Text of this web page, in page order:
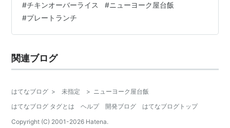
飯になってるようです。 ニューヨークにも行った事もな
く、【チキンオーバーライス】という料理名も初めて知
りましたが、色々とレシピを見てみると、スパイスをミ
まで色々と散見され、今回は沢山のレシピを参考に、ス
パイスを効かせた【チキンオーバーライス】にチャ…
#チキンオーバーライス #ニューヨーク屋台飯
#プレートランチ
関連ブログ
はてなブログ > 未指定 > ニューヨーク屋台飯
はてなブログ タグとは
ヘルプ 開発ブログ
はてなブログトップ
Copyright (C) 2001-2026 Hatena.